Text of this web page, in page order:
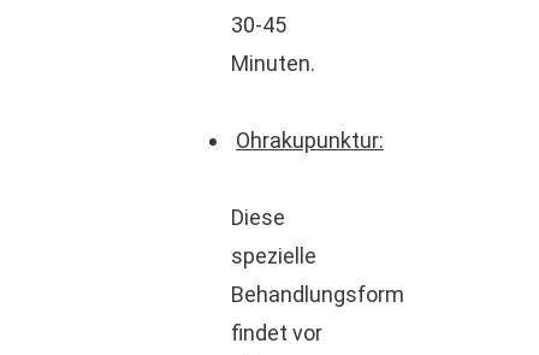
30-45
Minuten.
Ohrakupunktur:
Diese
spezielle
Behandlungsform
findet vor